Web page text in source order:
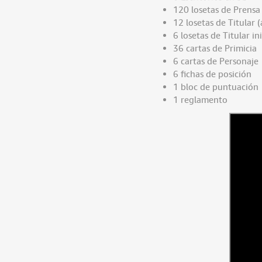
120 losetas de Prensa
12 losetas de Titular
6 losetas de Titular
36 cartas de Primicia
6 cartas de Personaje
6 fichas de posición
1 bloc de puntuación
1 reglamento